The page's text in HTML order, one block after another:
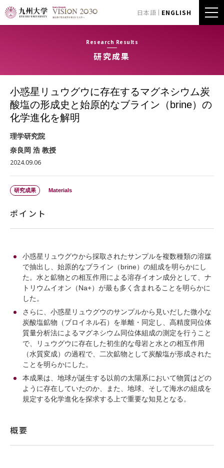
日本語 ENGLISH
Research Results
研究成果
小惑星リュウグウに存在するマグネシウム炭
酸塩の形成史と始原的なブライン（brine）の
化学進化を解明
理学研究院
奈良岡 浩 教授
2024.09.06
研究成果 Materials
ポイント
小惑星リュウグウから採取されたサンプルを複数種類の溶媒
で抽出し、始原的なブライン（brine）の組成を明らかにし
た。水と鉱物との相互作用による溶存イオン成分として、ナ
トリウムイオン（Na+）が最も多く含まれることを明らかに
した。
さらに、小惑星リュウグウのサンプルから見いだした微小な
炭酸塩鉱物（ブロイネル石）を単離・同定し、高精度同位体
質量分析法によるマグネシウム同位体組成の測定を行うこと
で、リュウグウに存在した初生的な母岩と水との相互作用
（水質変成）の過程で、二次鉱物として炭酸塩が形成された
ことを明らかにした。
本成果は、地球が誕生する以前の太陽系において物質はどの
ように存在していたのか、また、地球、そして海水の組成を
規定する化学進化を探求する上で重要な知見となる。
概要